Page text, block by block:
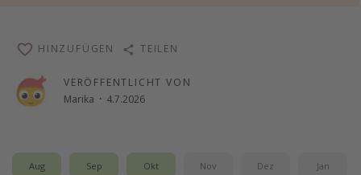
Travel Know How
Last Minute Urlaub Deutschland
VERÖFFENTLICHT VON
Marika · 4.7.2026
HINZUFÜGEN TEILEN
Aug Sep Okt Nov Dez Jan